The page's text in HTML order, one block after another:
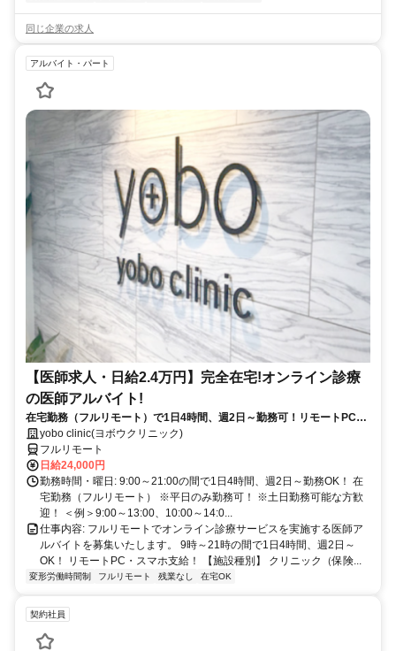
同じ企業の求人
アルバイト・パート
【医師求人・日給2.4万円】完全在宅!オンライン診療
の医師アルバイト!
在宅勤務（フルリモート）で1日4時間、週2日～勤務可！リモートPC・
スマホ支給！
yobo clinic(ヨボウクリニック)
フルリモート
日給24,000円
勤務時間・曜日: 9:00～21:00の間で1日4時間、週2日～勤務OK！ 在
宅勤務（フルリモート） ※平日のみ勤務可！ ※土日勤務可能な方歓
迎！ ＜例＞9:00～13:00、10:00～14:0...
仕事内容: フルリモートでオンライン診療サービスを実施する医師ア
ルバイトを募集いたします。 9時～21時の間で1日4時間、週2日～
OK！ リモートPC・スマホ支給！ 【施設種別】 クリニック（保険...
変形労働時間制 フルリモート 残業なし 在宅OK
契約社員